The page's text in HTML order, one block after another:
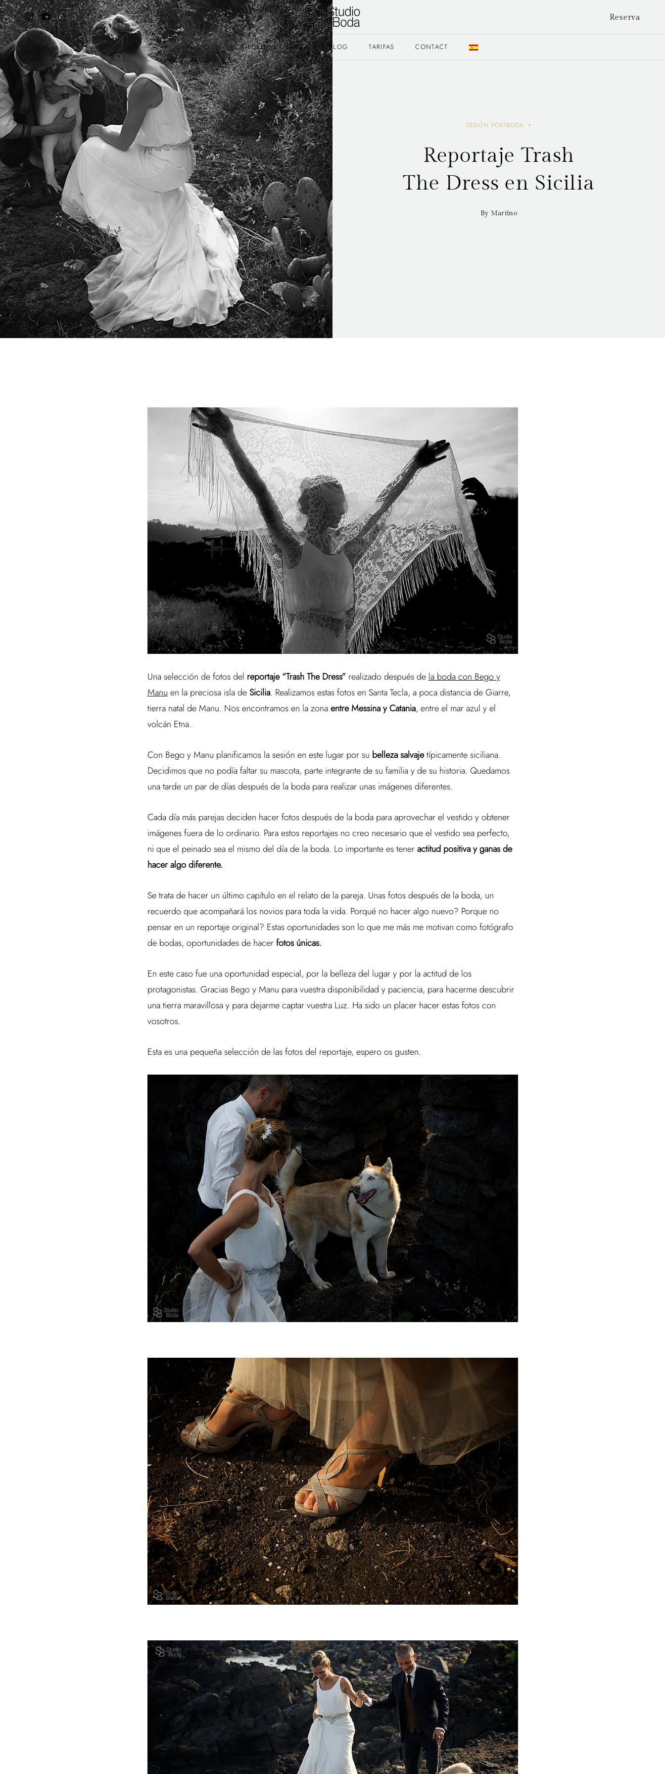
Reserva
INICIO PORTFOLIO HOLA BLOG TARIFAS CONTACT
SESIÓN POSTBODA
Reportaje Trash
The Dress en Sicilia
By Martino
Una selección de fotos del reportaje “Trash The Dress”realizado después de la boda con Bego y
Manu en la preciosa isla deSicilia. Realizamos estas fotos en Santa Tecla, a poca distancia de Giarre,
tierra natal de Manu. Nos encontramos en la zonaentre Messina y Catania, entre el mar azul y el
volcán Etna.
Con Bego y Manu planificamos la sesión en este lugar por su belleza salvajetípicamente siciliana.
Decidimos que no podía faltar su mascota, parte integrante de su familia y de su historia. Quedamos
una tarde un par de días después de la boda para realizar unas imágenes diferentes.
Cada día más parejas deciden hacer fotos después de la boda para aprovechar el vestido y obtener
imágenes fuera de lo ordinario. Para estos reportajes no creo necesario que el vestido sea perfecto,
ni que el peinado sea el mismo del día de la boda. Lo importante es teneractitud positiva y ganas de
hacer algo diferente.
Se trata de hacer un último capítulo en el relato de la pareja. Unas fotos después de la boda, un
recuerdo que acompañará los novios para toda la vida. Porqué no hacer algo nuevo? Porque no
pensar en un reportaje original? Estas oportunidades son lo que me más me motivan como fotógrafo
de bodas, oportunidades de hacerfotos únicas.
En este caso fue una oportunidad especial, por la belleza del lugar y por la actitud de los
protagonistas. Gracias Bego y Manu para vuestra disponibilidad y paciencia, para hacerme descubrir
una tierra maravillosa y para dejarme captar vuestra Luz. Ha sido un placer hacer estas fotos con
vosotros.
Esta es una pequeña selección de las fotos del reportaje, espero os gusten.